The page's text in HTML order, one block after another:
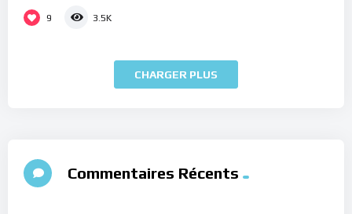
9 3.5K
CHARGER PLUS
Commentaires Récents